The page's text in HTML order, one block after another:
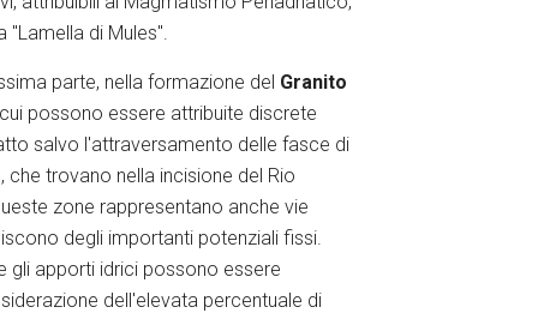
di Mules".
parte, nella formazione del Granito
possono essere attribuite discrete
salvo l'attraversamento delle fasce di
trovano nella incisione del Rio
zone rappresentano anche vie
degli importanti potenziali fissi.
gli apporti idrici possono essere
dell'elevata percentuale di